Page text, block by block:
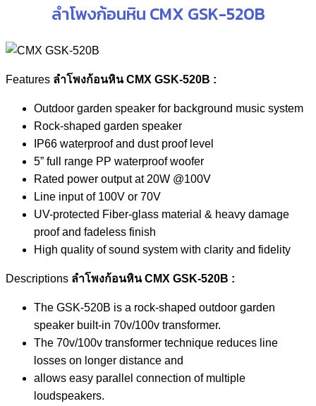
ลำโพงก้อนหิน CMX GSK-520B
Features ลำโพงก้อนหิน CMX GSK-520B :
Outdoor garden speaker for background music system
Rock-shaped garden speaker
IP66 waterproof and dust proof level
5” full range PP waterproof woofer
Rated power output at 20W @100V
Line input of 100V or 70V
UV-protected Fiber-glass material & heavy damage
proof and fadeless finish
High quality of sound system with clarity and fidelity
Descriptions ลำโพงก้อนหิน CMX GSK-520B :
The GSK-520B is a rock-shaped outdoor garden
speaker built-in 70v/100v transformer.
The 70v/100v transformer technique reduces line
losses on longer distance and
allows easy parallel connection of multiple
loudspeakers.